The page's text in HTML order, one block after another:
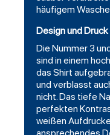
häufigem
Design und Druck
Die Nummer 3
sind in einem
das Shirt
und verblasst
nicht. Das tiefe
perfekten
weißen